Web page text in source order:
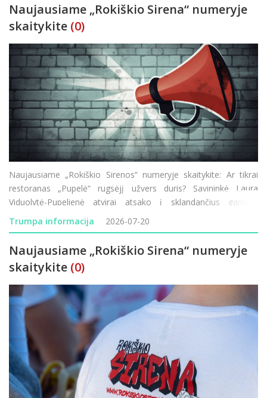
Naujausiame „Rokiškio Sirena“ numeryje
skaitykite (0)
Naujausiame „Rokiškio Sirenos“ numeryje skaitykite: Ar tikrai
restoranas „Pupelė“ rugsėjį užvers duris? Savininkė Laura
Viduolytė-Pupelienė atvirai atsako į sklandančius gandus.
Lietuvos–Latvijos pasienyje vėl vykdomi visą parą trunkantys
transporto patikrini
Trumpa informacija 2026-07-20
Naujausiame „Rokiškio Sirena“ numeryje
skaitykite (0)